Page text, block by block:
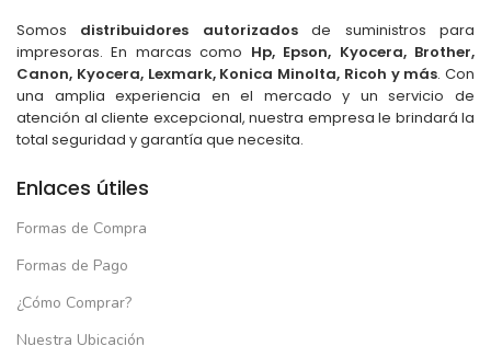
(1)
precio
era:
precio
es:
Somos distribuidores autorizadosde suministros para
impresoras. En marcas como Hp, Epson, Kyocera, Brother,
Canon, Kyocera, Lexmark, Konica Minolta, Ricoh y más. Con
una amplia experiencia en el mercado y un servicio de
atención al cliente excepcional, nuestra empresa le brindará la
total seguridad y garantía que necesita.
Enlaces útiles
Formas de Compra
Formas de Pago
¿Cómo Comprar?
Nuestra Ubicación